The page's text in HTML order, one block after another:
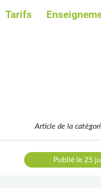
Tarifs
Article de la
Publié le 25